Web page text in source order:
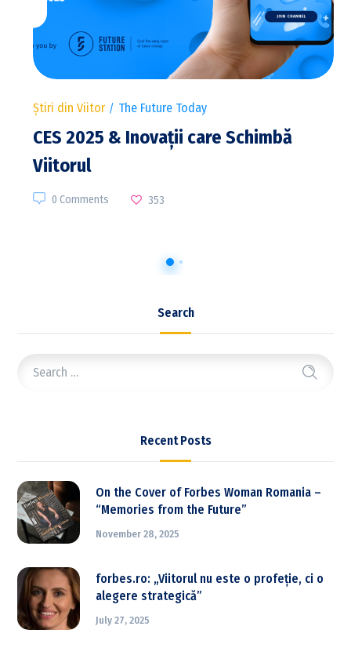
Știri din Viitor The Future Today
CES 2025 & Inovații care Schimbă
Viitorul
353
0 Comments
Search
Recent Posts
On the Cover of Forbes Woman Romania –
“Memories from the Future”
November 28, 2025
forbes.ro: „Viitorul nu este o profeție, ci o
alegere strategică”
July 27, 2025